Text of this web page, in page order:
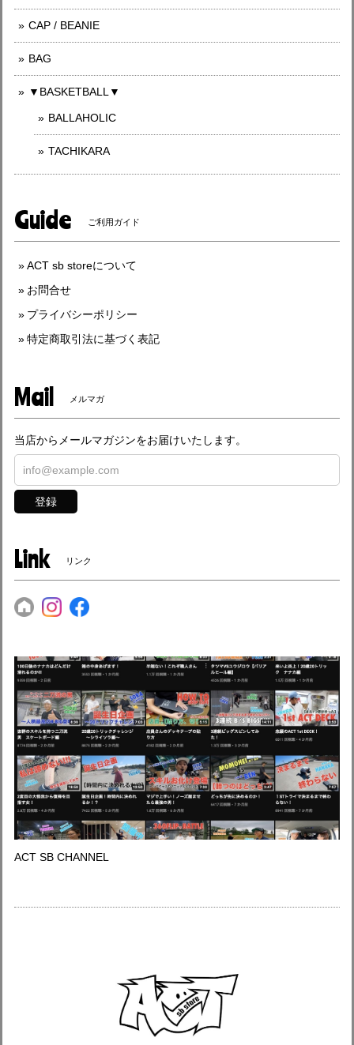
CAP / BEANIE
BAG
▼BASKETBALL▼
BALLAHOLIC
TACHIKARA
Guide ご利用ガイド
ACT sb storeについて
お問合せ
プライバシーポリシー
特定商取引法に基づく表記
Mail メルマガ
当店からメールマガジンをお届けいたします。
登録
Link リンク
ACT SB CHANNEL